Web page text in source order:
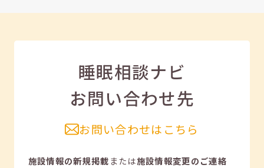
睡眠相談ナビ
お問い合わせ先
お問い合わせはこちら
施設情報の新規掲載または施設情報変更のご連絡